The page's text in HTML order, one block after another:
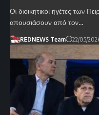
Οι διοικητικοί ηγέτες των
απουσιάσουν από τον…
REDNEWS Team 22/05/